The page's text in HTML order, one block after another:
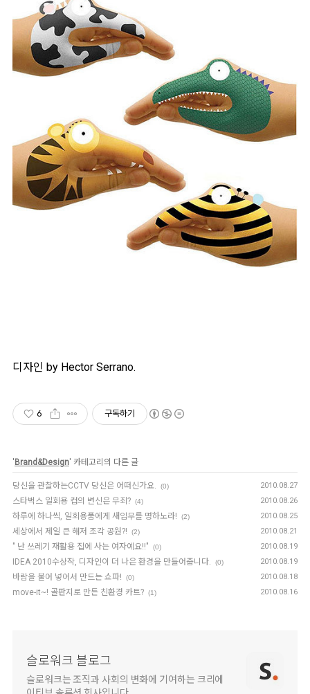
디자인 by Hector Serrano.
6 구독하기
' Brand&Design' 카테고리의 다른 글
당신을 관찰하는CCTV 당신은 어떠신가요. (0) 2010.08.27
스타벅스 일회용 컵의 변신은 무죄? (4) 2010.08.26
하루에 하나씩, 일회용품에게 새임무를 명하노라! (2) 2010.08.25
세상에서 제일 큰 해저 조각 공원?! (2) 2010.08.21
" 난 쓰레기 재활용 집에 사는 여자예요!!" (0) 2010.08.19
IDEA 2010수상작, 디자인이 더 나은 환경을 만들어줍니다. (0) 2010.08.19
바람을 불어 넣어서 만드는 쇼파! (0) 2010.08.18
move-it~! 골판지로 만든 친환경 카트? (1) 2010.08.16
슬로워크 블로그
슬로워크는 조직과 사회의 변화에 기여하는 크리에